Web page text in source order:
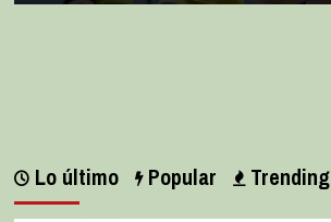
Lo último Popular Trending